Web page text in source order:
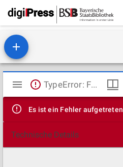
Mirador
Viewer
TypeError: Failed to fetch
Es ist ein Fehler aufgetreten
Technische Details